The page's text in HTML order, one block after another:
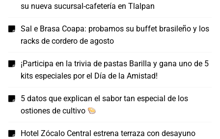
su nueva sucursal-cafetería en Tlalpan
Sal e Brasa Coapa: probamos su buffet brasileño y los
racks de cordero de agosto
¡Participa en la trivia de pastas Barilla y gana uno de 5
kits especiales por el Día de la Amistad!
5 datos que explican el sabor tan especial de los
ostiones de cultivo
Hotel Zócalo Central estrena terraza con desayuno